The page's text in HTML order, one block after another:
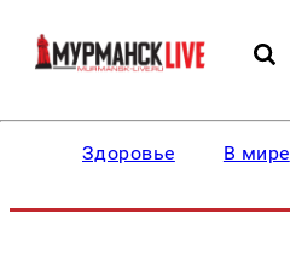
Здоровье В мире